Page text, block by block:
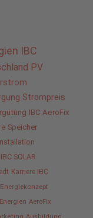
IBC
PV
Strompreis
IBC AeroFix
Speicher
SOLAR
Karriere IBC
Energiekonzept
AeroFix